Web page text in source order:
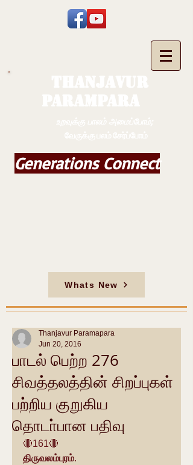
Generations Connect
Whats New
பாடல் பெற்ற 276
சிவத்தலத்தின் சிறப்புகள்
பற்றிய குறுகிய
தொடா்பான பதிவு
Thanjavur Paramapara
Jun 20, 2016
🔴161🔴
திருவலம்புரம்.